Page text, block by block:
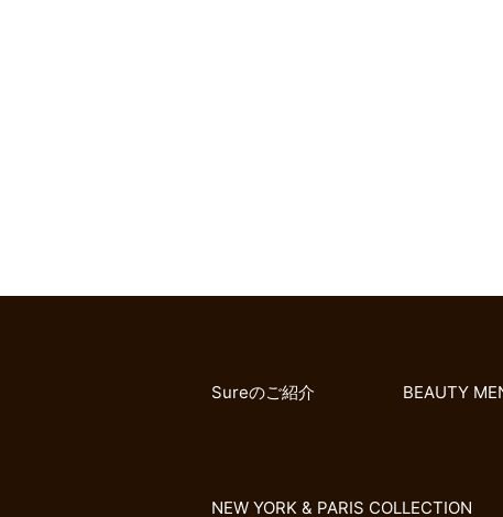
Sureのご紹介 BEAUTY
NEW YORK & PARIS COLLECTION